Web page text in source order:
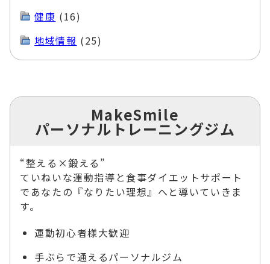
健康 (16)
地域情報 (25)
MakeSmile
パーソナルトレーニングジム
“整える×鍛える”
ていねいな運動指導と食事ダイエットサポート
であなたの『なりたい理想』へと導いていきま
す。
運動初心者様大歓迎
手ぶらで通えるパーソナルジム